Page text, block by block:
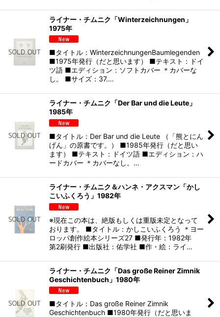
ライナー・チムニク「Winterzeichnungen」
1975年
■タイトル：WinterzeichnungenBaumlegenden
■1975年発行（だと思います） ■テキスト：ドイ
ツ語 ■エディション：ソフトカバー ＊カバーな
し。 ■サイズ：37.…
ライナー・チムニク「Der Bar und die Leute」
1985年
■タイトル：Der Bar und die Leute （「熊とにん
げん」の原書です。） ■1985年発行（だと思い
ます） ■テキスト：ドイツ語 ■エディション：ハ
ードカバー ＊カバーなし。…
ライナー・チムニク＆ハンネ・アクスマン「かし
こいふくろう」1982年
※現在この本は、絶版もしくは重版未定となって
おります。 ■タイトル：かしこいふくろう ＊ヨー
ロッパ創作絵本シリーズ27 ■発行年：1982年
第2刷発行 ■出版社：佑学社 ■作・絵：ライ…
ライナー・チムニク「Das große Reiner Zimnik
Geschichtenbuch」1980年
■タイトル：Das große Reiner Zimnik
Geschichtenbuch ■1980年発行（だと思いま